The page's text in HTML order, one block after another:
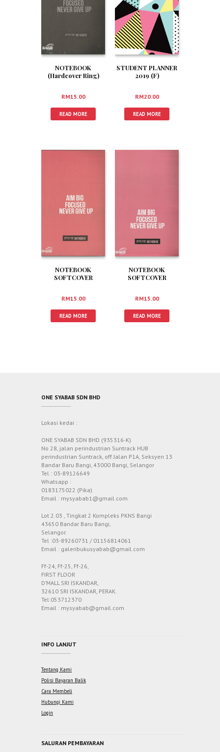
NOTEBOOK
(Hardcover Ring)
RM15.00
READ MORE
STUDENT PLANNER
2019 (F)
RM20.00
READ MORE
NOTEBOOK
SOFTCOVER
RM15.00
READ MORE
NOTEBOOK
SOFTCOVER
RM15.00
READ MORE
ONE SYABAB SDN BHD
Lokasi kedai :
ONE SYABAB SDN BHD (935316-K)
No 28, jalan perindustrian Suntrack HUB
perindustrian Suntrack, off Jalan P1A, Seksyen 13
Bandar Baru Bangi, 43000 Bangi, Selangor
Tel : 03-89126649
Whatsapp :
0183175022 (Pika)
Email : mysyabab1@gmail.com
Lot 2.03 , Tingkat 2 Kompleks PKNS Bangi
43650 Bandar Baru Bangi,
Selangor.
Tel :03-89260731 / 01156814061
Email : galeribukusyabab@gmail.com
Ff-24, Ff-25, Ff-26,
FIRST FLOOR
D’MALL SRI ISKANDAR,
32610 SRI ISKANDAR, PERAK.
Tel:053712370
Email : mysyabab@gmail.com
INFO LANJUT
Tentang Kami
Polisi Bayaran Balik
Cara Membeli
Hubungi Kami
Login
SALURAN PEMBAYARAN